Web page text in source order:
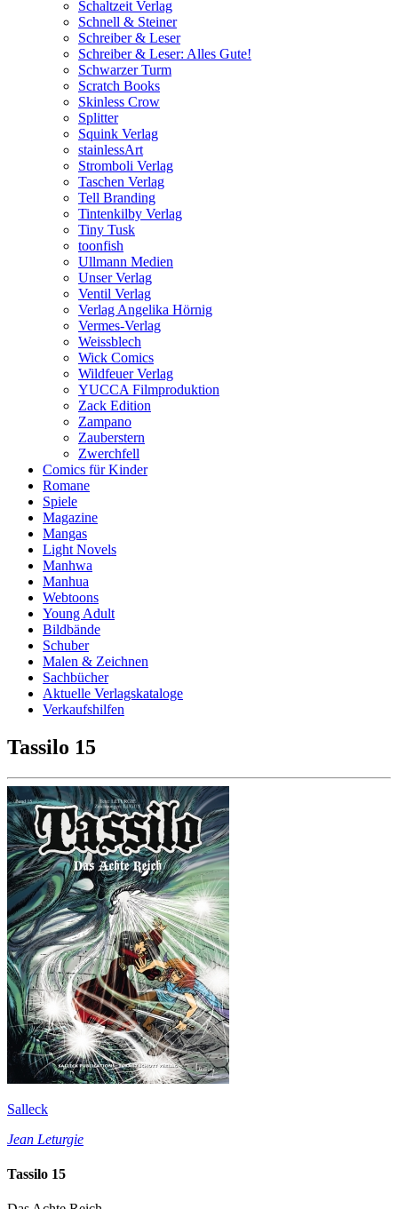
Schaltzeit Verlag
Schnell & Steiner
Schreiber & Leser
Schreiber & Leser: Alles Gute!
Schwarzer Turm
Scratch Books
Skinless Crow
Splitter
Squink Verlag
stainlessArt
Stromboli Verlag
Taschen Verlag
Tell Branding
Tintenkilby Verlag
Tiny Tusk
toonfish
Ullmann Medien
Unser Verlag
Ventil Verlag
Verlag Angelika Hörnig
Vermes-Verlag
Weissblech
Wick Comics
Wildfeuer Verlag
YUCCA Filmproduktion
Zack Edition
Zampano
Zauberstern
Zwerchfell
Comics für Kinder
Romane
Spiele
Magazine
Mangas
Light Novels
Manhwa
Manhua
Webtoons
Young Adult
Bildbände
Schuber
Malen & Zeichnen
Sachbücher
Aktuelle Verlagskataloge
Verkaufshilfen
Tassilo 15
Salleck
Jean Leturgie
Tassilo 15